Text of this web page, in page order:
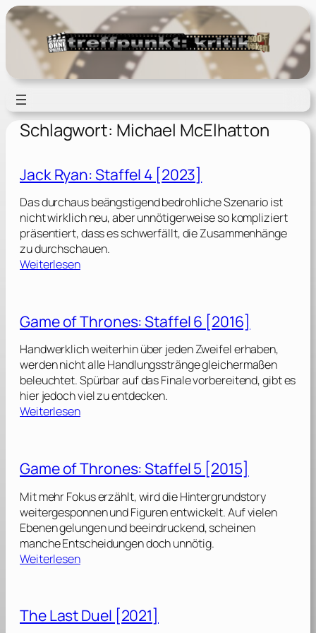
Zum
Inhalt
springen
Schlagwort: Michael McElhatton
Jack Ryan: Staffel 4 [2023]
Das durchaus beängstigend bedrohliche Szenario ist
nicht wirklich neu, aber unnötigerweise so kompliziert
präsentiert, dass es schwerfällt, die Zusammenhänge
zu durchschauen.
Weiterlesen:
k
R
y
a
n
:
S
f
f
e
l
4
[
3
Game of Thrones: Staffel 6 [2016]
Handwerklich weiterhin über jeden Zweifel erhaben,
werden nicht alle Handlungsstränge gleichermaßen
beleuchtet. Spürbar auf das Finale vorbereitend, gibt es
hier jedoch viel zu entdecken.
Weiterlesen:
e
o
f
T
h
r
o
s
:
Game of Thrones: Staffel 5 [2015]
Mit mehr Fokus erzählt, wird die Hintergrundstory
weitergesponnen und Figuren entwickelt. Auf vielen
Ebenen gelungen und beeindruckend, scheinen
manche Entscheidungen doch unnötig.
Weiterlesen:
e
The Last Duel [2021]